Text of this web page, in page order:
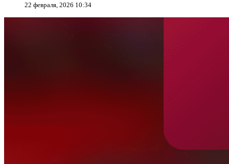
22 февраля, 2026 10:34